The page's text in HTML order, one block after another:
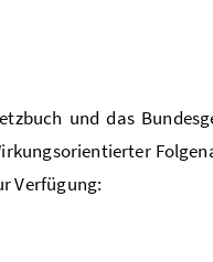
und das
Verfügung: